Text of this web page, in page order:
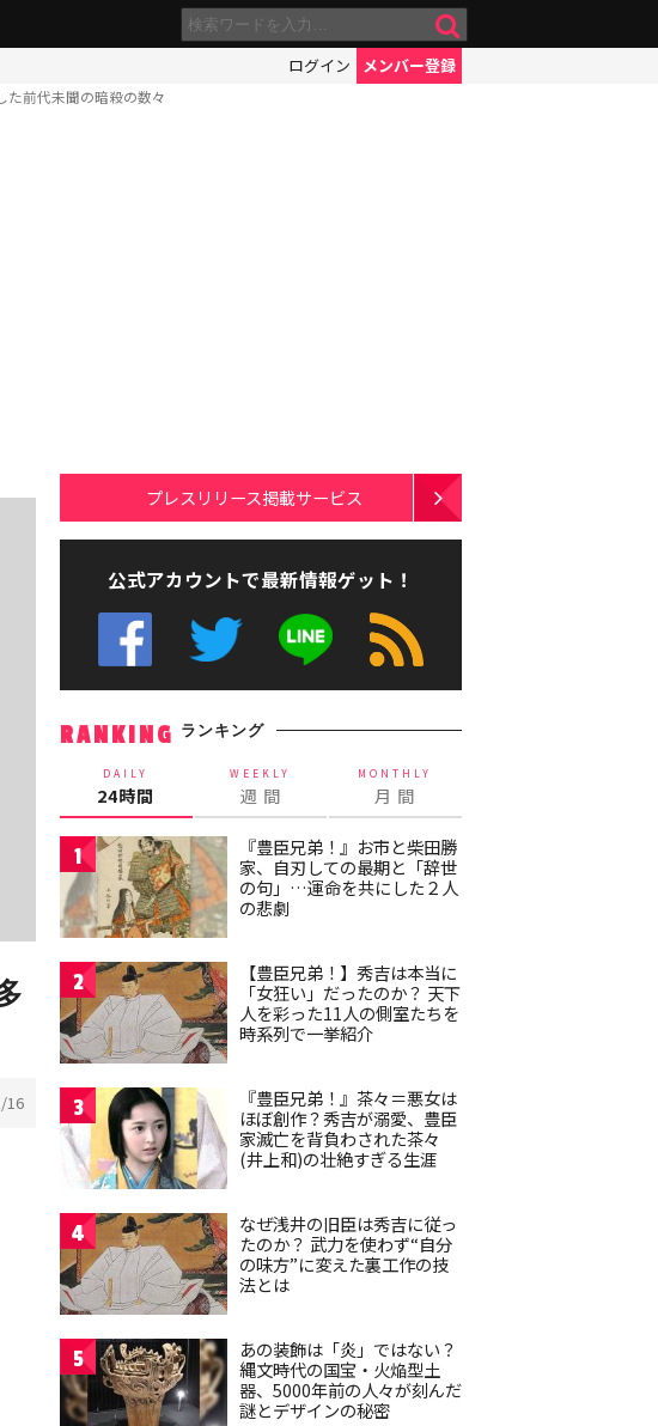
ログイン メンバー登録
前代未聞の暗殺の数々
16
プレスリリース掲載サービス
公式アカウントで最新情報ゲット！
RANKING ランキング
DAILY
24時間
WEEKLY
週 間
MONTHLY
月 間
1
『豊臣兄弟！』お市と柴田勝
家、自刃しての最期と「辞世
の句」…運命を共にした２人
の悲劇
2
【豊臣兄弟！】秀吉は本当に
「女狂い」だったのか？ 天下
人を彩った11人の側室たちを
時系列で一挙紹介
3
『豊臣兄弟！』茶々＝悪女は
ほぼ創作？秀吉が溺愛、豊臣
家滅亡を背負わされた茶々
(井上和)の壮絶すぎる生涯
4
なぜ浅井の旧臣は秀吉に従っ
たのか？ 武力を使わず“自分
の味方”に変えた裏工作の技
法とは
5
あの装飾は「炎」ではない？
縄文時代の国宝・火焔型土
器、5000年前の人々が刻んだ
謎とデザインの秘密